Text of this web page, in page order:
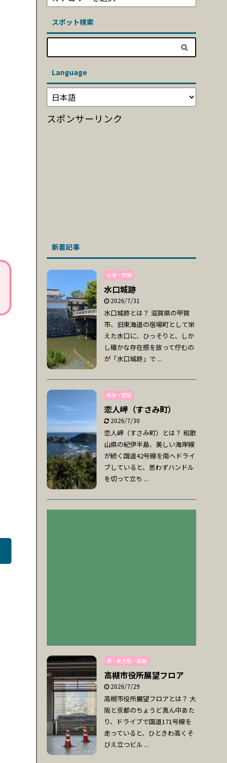
スポット検索
Language
スポンサーリンク
新着記事
大津・甲賀
水口城跡
2026/7/31
水口城跡とは？ 滋賀県の甲賀
市、旧東海道の宿場町として栄
えた水口に、ひっそりと、しか
し確かな存在感を放って佇むの
が「水口城跡」で ...
串本・那智
恋人岬（すさみ町）
2026/7/30
恋人岬（すさみ町）とは？ 和歌
山県の紀伊半島、美しい海岸線
が続く国道42号線を南へドライ
ブしていると、思わずハンドル
を切って立ち ...
堺・東大阪・高槻
高槻市役所展望フロア
2026/7/29
高槻市役所展望フロアとは？ 大
阪と京都のちょうど真ん中あた
り、ドライブで国道171号線を
走っていると、ひときわ高くそ
びえ立つビル ...